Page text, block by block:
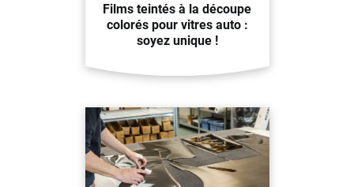
Films teintés à la découpe
colorés pour vitres auto :
soyez unique !